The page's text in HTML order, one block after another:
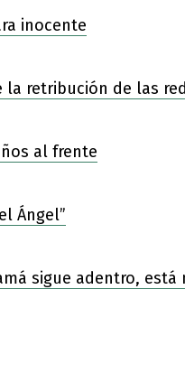
inocente
la retribución de las
al frente
Ángel”
sigue adentro, está